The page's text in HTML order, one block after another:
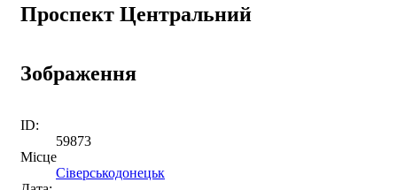
Проспект Центральний
Зображення
ID:
59873
Місце
Сіверськодонецьк